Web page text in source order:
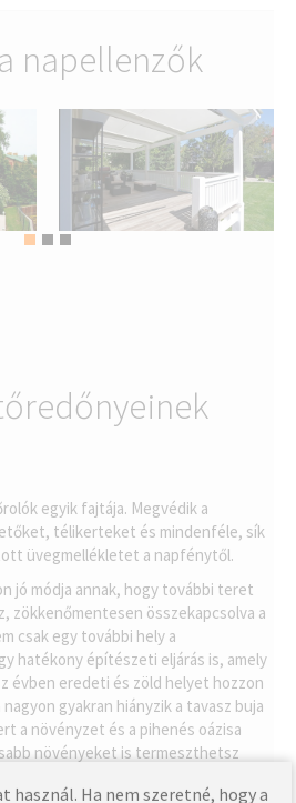
napellenzők
egyik fajtája. Megvédik a
télikerteket és mindenféle, sík
üvegmellékletet a napfénytől.
jó módja annak, hogy további teret
zökkenőmentesen összekapcsolva a
csak egy további hely a
hatékony építészeti eljárás is, amely
évben eredeti és zöld helyet hozzon
gyakran hiányzik a tavasz buja
a növényzet és a pihenés oázisa
növényeket is termeszthetsz
használ. Ha nem szeretné, hogy a